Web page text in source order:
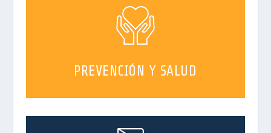
PREVENCIÓN Y SALUD